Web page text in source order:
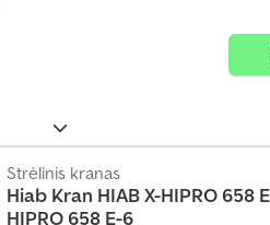
Strėlinis kranas
Hiab Kran HIAB X-HIPRO 658
HIPRO 658 E-6
s
p
o
r
t